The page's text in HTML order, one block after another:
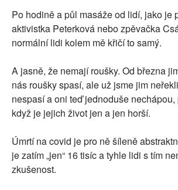
Po hodině a půl masáže od lidí, jako je
aktivistka Peterková nebo zpěvačka
normální lidi kolem mě křičí to samý.
A jasně, že nemají roušky. Od března
nás roušky spasí, ale už jsme jim
nespasí a oni teď jednoduše nechápou,
když je jejich život jen a jen horší.
Úmrtí na covid je pro ně šíleně
je zatím „jen“ 16 tisíc a tyhle lidi s tím
zkušenost.